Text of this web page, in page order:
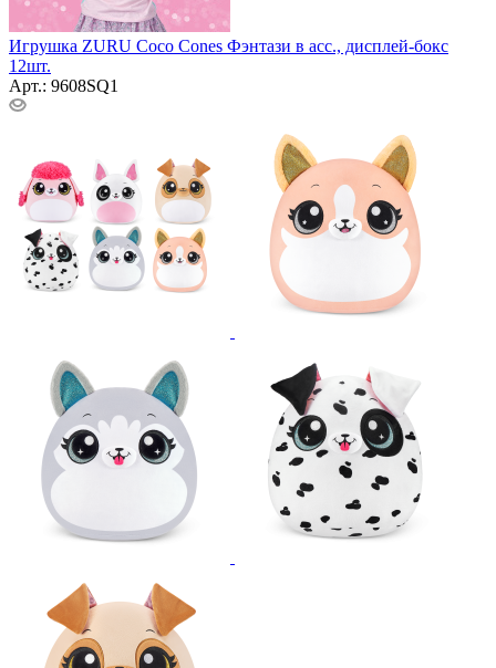
Игрушка ZURU Coco Cones Фэнтази в асс., дисплей-бокс
12шт.
Арт.: 9608SQ1